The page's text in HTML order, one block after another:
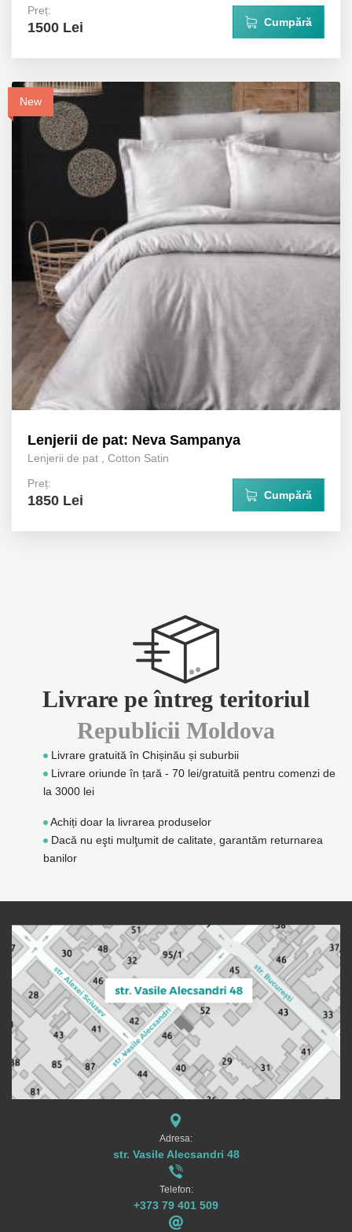
Preț:
1500 Lei Cumpără
New
Lenjerii de pat: Neva Sampanya
Lenjerii de pat
Cotton Satin
Preț:
1850 Lei Cumpără
Livrare pe întreg teritoriul
Republicii Moldova
Livrare gratuită în Chișinău și suburbii
Livrare oriunde în țară - 70 lei/gratuită pentru comenzi de
la 3000 lei
Achiți doar la livrarea produselor
Dacă nu eşti mulţumit de calitate, garantăm returnarea
banilor
Adresa:
str. Vasile Alecsandri 48
Telefon:
+373 79 401 509